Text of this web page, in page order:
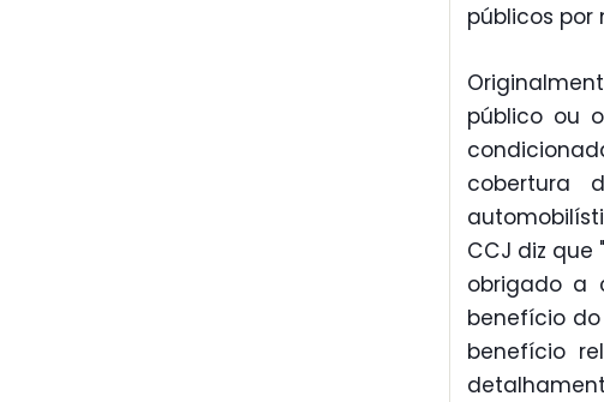
públicos por
público ou
cobertura
CCJ diz
obrigado a
benefício
benefício